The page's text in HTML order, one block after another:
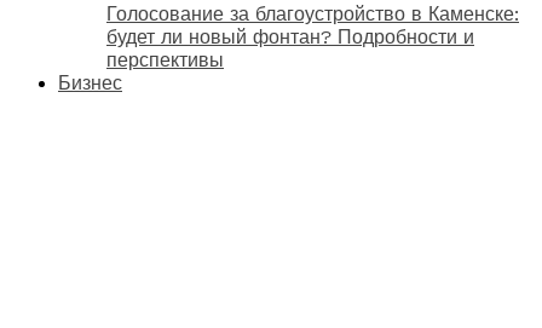
Голосование за благоустройство в Каменске:
будет ли новый фонтан? Подробности и
перспективы
Бизнес